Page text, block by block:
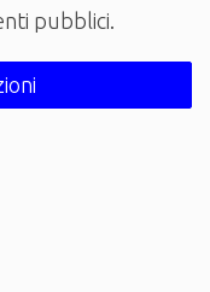
pubblici.